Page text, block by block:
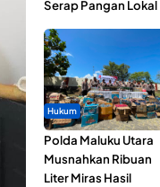
Serap Pangan Lokal
Hukum
Polda Maluku Utara
Musnahkan Ribuan
Liter Miras Hasil